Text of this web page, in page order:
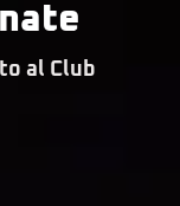
al Club